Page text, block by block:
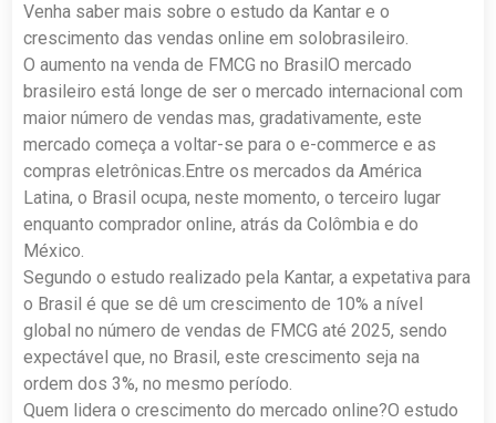
Venha saber mais sobre o estudo da Kantar e o
crescimento das vendas online em solobrasileiro.
O aumento na venda de FMCG no BrasilO mercado
brasileiro está longe de ser o mercado internacional com
maior número de vendas mas, gradativamente, este
mercado começa a voltar-se para o e-commerce e as
compras eletrônicas.Entre os mercados da América
Latina, o Brasil ocupa, neste momento, o terceiro lugar
enquanto comprador online, atrás da Colômbia e do
México.
Segundo o estudo realizado pela Kantar, a expetativa para
o Brasil é que se dê um crescimento de 10% a nível
global no número de vendas de FMCG até 2025, sendo
expectável que, no Brasil, este crescimento seja na
ordem dos 3%, no mesmo período.
Quem lidera o crescimento do mercado online?O estudo